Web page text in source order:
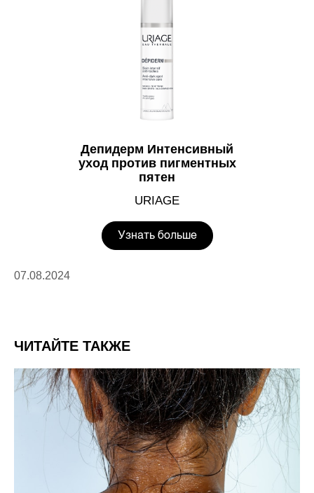
Депидерм Интенсивный
уход против пигментных
пятен
URIAGE
Узнать больше
07.08.2024
ЧИТАЙТЕ ТАКЖЕ